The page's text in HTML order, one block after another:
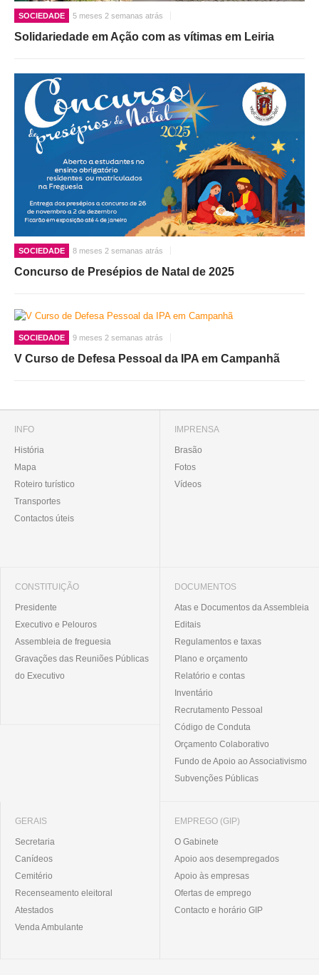
SOCIEDADE 5 meses 2 semanas atrás
Solidariedade em Ação com as vítimas em Leiria
SOCIEDADE 8 meses 2 semanas atrás
Concurso de Presépios de Natal de 2025
SOCIEDADE 9 meses 2 semanas atrás
V Curso de Defesa Pessoal da IPA em Campanhã
INFO
História
Mapa
Roteiro turístico
Transportes
Contactos úteis
IMPRENSA
Brasão
Fotos
Vídeos
CONSTITUIÇÃO
Presidente
Executivo e Pelouros
Assembleia de freguesia
Gravações das Reuniões Públicas
do Executivo
DOCUMENTOS
Atas e Documentos da Assembleia
Editais
Regulamentos e taxas
Plano e orçamento
Relatório e contas
Inventário
Recrutamento Pessoal
Código de Conduta
Orçamento Colaborativo
Fundo de Apoio ao Associativismo
Subvenções Públicas
GERAIS
Secretaria
Canídeos
Cemitério
Recenseamento eleitoral
Atestados
Venda Ambulante
EMPREGO (GIP)
O Gabinete
Apoio aos desempregados
Apoio às empresas
Ofertas de emprego
Contacto e horário GIP